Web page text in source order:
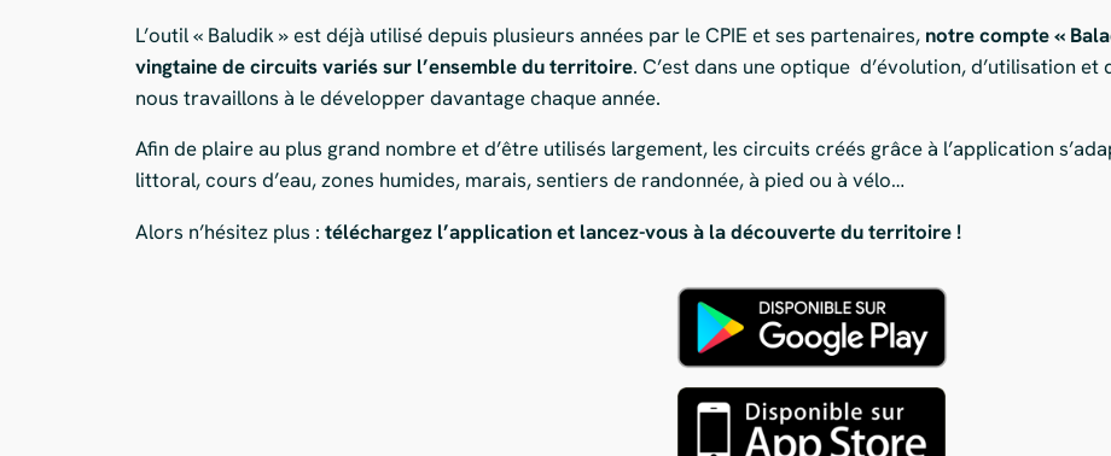
L’outil « Baludik » est déjà utilisé depuis plusieurs années par le CPIE et ses partenaires, notre compte «
vingtaine de circuits variés sur l’ensemble du territoire. C’est dans une optique d’évolution, d’utilisation
nous travaillons à le développer davantage chaque année.
Afin de plaire au plus grand nombre et d’être utilisés largement, les circuits créés grâce à l’application
littoral, cours d’eau, zones humides, marais, sentiers de randonnée, à pied ou à vélo…
Alors n’hésitez plus : téléchargez l’application et lancez-vous à la découverte du territoire !